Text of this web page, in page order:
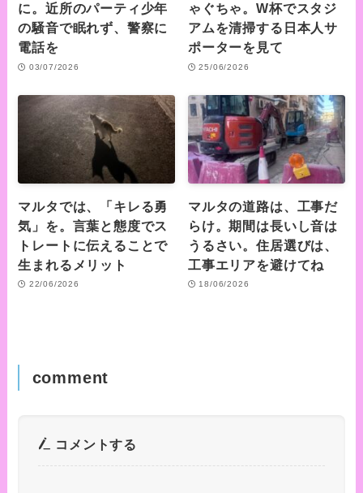
に。近所のパーティ少年
の騒音で眠れず、警察に
電話を
03/07/2026
ゃぐちゃ。W杯でスタジ
アムを清掃する日本人サ
ポーターを見て
25/06/2026
マルタでは、「キレる勇
気」を。言葉と態度でス
トレートに伝えることで
生まれるメリット
22/06/2026
マルタの道路は、工事だ
らけ。期間は長いし音は
うるさい。住居選びは、
工事エリアを避けてね
18/06/2026
comment
コメントする